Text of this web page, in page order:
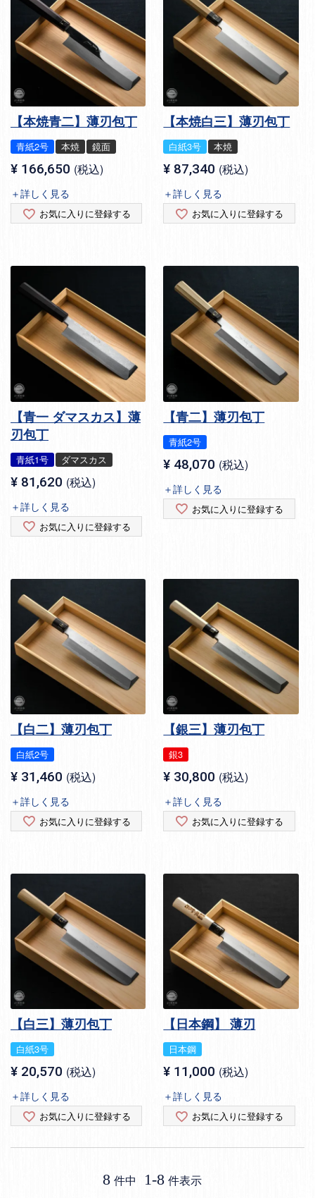
【本焼青二】薄刃包丁
青紙2号 本焼 鏡面
¥ 166,650 税込
＋詳しく見る
お気に入りに登録する
【本焼白三】薄刃包丁
白紙3号 本焼
¥ 87,340 税込
＋詳しく見る
お気に入りに登録する
【青一 ダマスカス】薄
刃包丁
青紙1号 ダマスカス
¥ 81,620 税込
＋詳しく見る
お気に入りに登録する
【青二】薄刃包丁
青紙2号
¥ 48,070 税込
＋詳しく見る
お気に入りに登録する
【白二】薄刃包丁
白紙2号
¥ 31,460 税込
＋詳しく見る
お気に入りに登録する
【銀三】薄刃包丁
銀3
¥ 30,800 税込
＋詳しく見る
お気に入りに登録する
【白三】薄刃包丁
白紙3号
¥ 20,570 税込
＋詳しく見る
お気に入りに登録する
【日本鋼】 薄刃
日本鋼
¥ 11,000 税込
＋詳しく見る
お気に入りに登録する
8 件中 1-8 件表示